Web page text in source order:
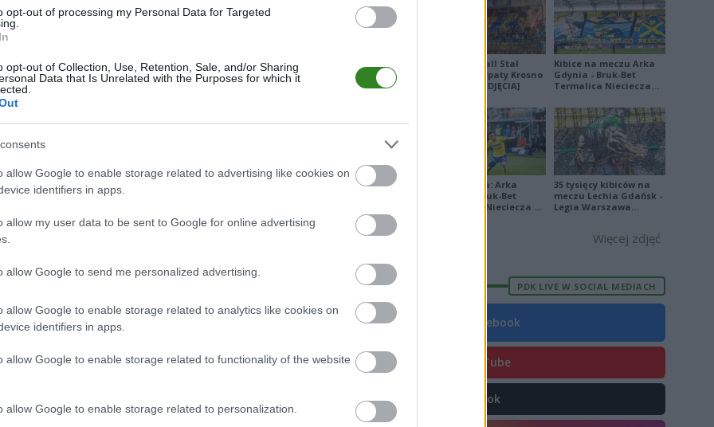
opt-out of processing my Personal Data for Targeted
opt-out of Collection, Use, Retention, Sale, and/or Sharing
Data that Is Unrelated with the Purposes for which it
allow Google to enable storage related to advertising like cookies on
identifiers in apps.
allow my user data to be sent to Google for online advertising
allow Google to send me personalized advertising.
allow Google to enable storage related to analytics like cookies on
identifiers in apps.
allow Google to enable storage related to functionality of the website
allow Google to enable storage related to personalization.
18 18-4
8 14 4 2 37-17
7 3 1 0 6 11-31
8 3 1 0 7 11-23
remis porażka
PKT GOLE FORMA
8 16 5 1 2 22-19
8 13 4 1 3 26-16
7 10 3 1 12-11
Derby Ekoball Stal
Sanok - Karpaty Krosno
na remis [ZDJĘCIA]
Kibice na meczu Arka
Gdynia - Bruk-Bet
Termalica Nieciecza
Ekstraklasa: Arka
Gdynia - Bruk-Bet
Termalica Nieciecza 2-
35 tysięcy kibiców na
meczu Lechia Gdańsk -
Legia Warszawa
Więcej zdjęć
PDK LIVE W SOCIAL MEDIACH
Facebook
YouTube
TikTok